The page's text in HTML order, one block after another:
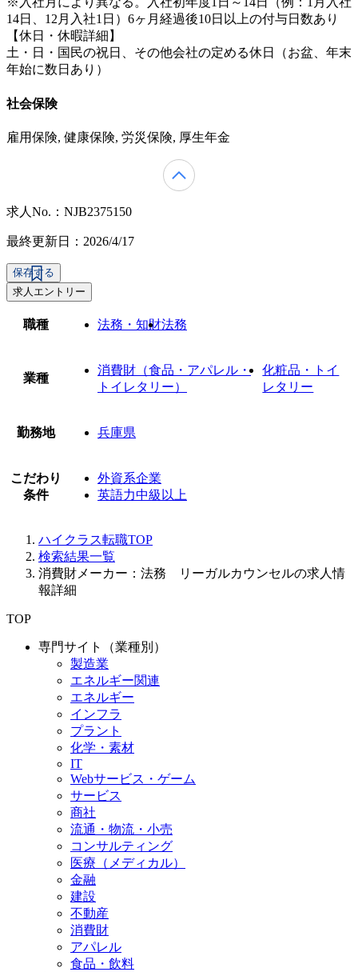
14日、12月入社1日）6ヶ月経過後10日以上の付与日数あり
【休日・休暇詳細】
土・日・国民の祝日、その他会社の定める休日（お盆、年末
年始に数日あり）
社会保険
雇用保険, 健康保険, 労災保険, 厚生年金
求人No.：NJB2375150
最終更新日：2026/4/17
保存する
求人エントリー
職種 法務・知財法務
業種
消費財（食品・アパレル・
トイレタリー）
化粧品・トイ
レタリー
勤務地 兵庫県
こだわり
条件
外資系企業
英語力中級以上
ハイクラス転職TOP
検索結果一覧
消費財メーカー：法務 リーガルカウンセルの求人情
報詳細
TOP
専門サイト（業種別）
製造業
エネルギー関連
エネルギー
インフラ
プラント
化学・素材
IT
Webサービス・ゲーム
サービス
商社
流通・物流・小売
コンサルティング
医療（メディカル）
金融
建設
不動産
消費財
アパレル
食品・飲料